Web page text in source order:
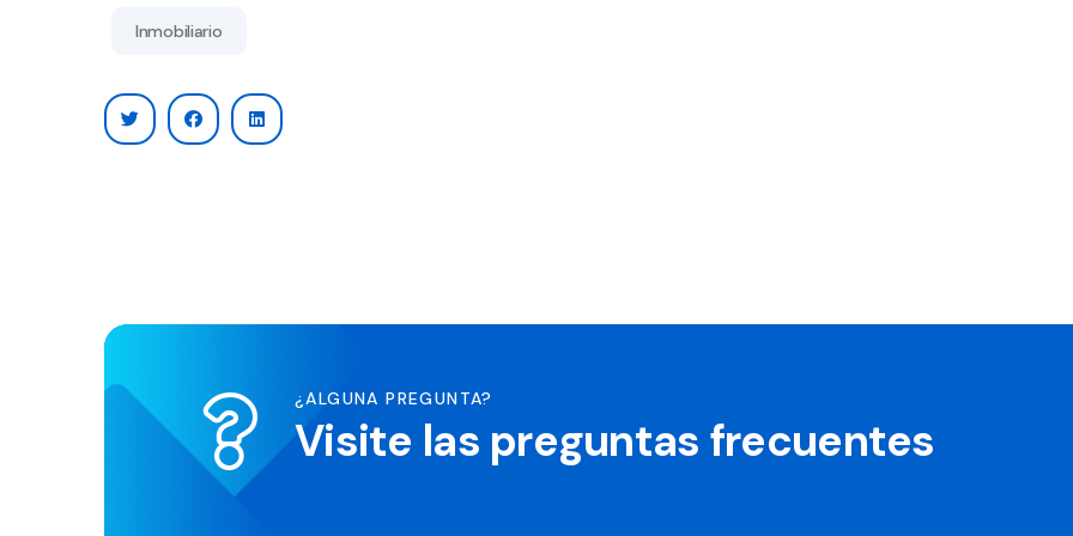
Inmobiliario
¿ALGUNA PREGUNTA?
Visite las preguntas frecuentes